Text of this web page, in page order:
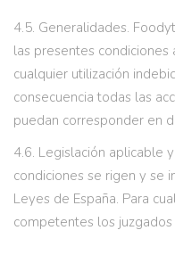
4.5. Generalidades.
las presentes condiciones
cualquier utilización
consecuencia todas las
puedan corresponder en
4.6. Legislación aplicable
condiciones se rigen y se
Leyes de España. Para
competentes los